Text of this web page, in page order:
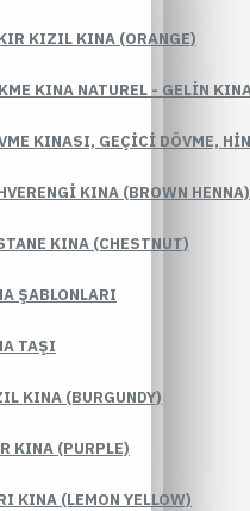
KIZIL KINA (ORANGE)
KINA NATUREL - GELIN
KINASI, GEÇICI DÖVME,
KINA (BROWN HENNA)
KINA (CHESTNUT)
ŞABLONLARI
TAŞI
KINA (BURGUNDY)
KINA (PURPLE)
KINA (LEMON YELLOW)